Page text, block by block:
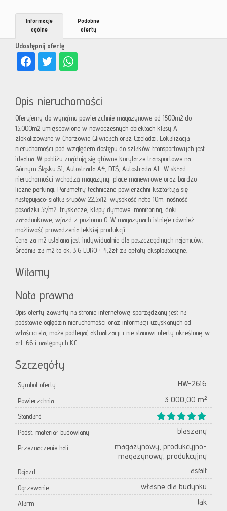
Udostępnij ofertę
Informacje
ogólne
Podobne
oferty
Opis nieruchomości
Oferujemy do wynajmu powierzchnie magazynowe od 1500m2 do
15.000m2 umiejscowione w nowoczesnych obiektach klasy A
zlokalizowane w Chorzowie Gliwicach oraz Czeladzi. Lokalizacja
nieruchomości pod względem dostępu do szlaków transportowych jest
idealna. W pobliżu znajdują się główne korytarze transportowe na
Górnym Śląsku S1, Autostrada A4, DTŚ, Autostrada A1,. W skład
nieruchomości wchodzą magazyny, place manewrowe oraz bardzo
liczne parkingi. Parametry techniczne powierzchni kształtują się
następująco: siatka słupów 22,5x12, wysokość netto 10m, nośność
posadzki 5t/m2, tryskacze, klapy dymowe, monitoring, doki
załadunkowe, wjazd z poziomu 0. W magazynach istnieje również
możliwość prowadzenia lekkiej produkcji.
Cena za m2 ustalana jest indywidualnie dla poszczególnych najemców.
Średnia za m2 to ok. 3,6 EURO + 4,2zł za opłaty eksploatacyjne.
Witamy
Nota prawna
Opis oferty zawarty na stronie internetowej sporządzany jest na
podstawie oględzin nieruchomości oraz informacji uzyskanych od
właściciela, może podlegać aktualizacji i nie stanowi oferty określonej w
art. 66 i następnych K.C.
Szczegóły
Symbol oferty HW-2616
Powierzchnia 3 000,00 m²
Standard
Podst. materiał budowlany
blaszany
Przeznaczenie hali
magazynowy, produkcyjno-
magazynowy, produkcyjny
Dojazd asfalt
Ogrzewanie własne dla budynku
Alarm tak